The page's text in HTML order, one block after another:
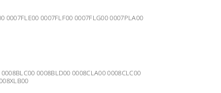
0007FLF00 0007FLG00 0007PLA00
0008BLD00 0008CLA00 0008CLC00